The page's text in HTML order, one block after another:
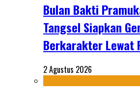
Bulan Bakti
Tangsel Siapkan
Berkarakter Lewat
2 Agustus 2026